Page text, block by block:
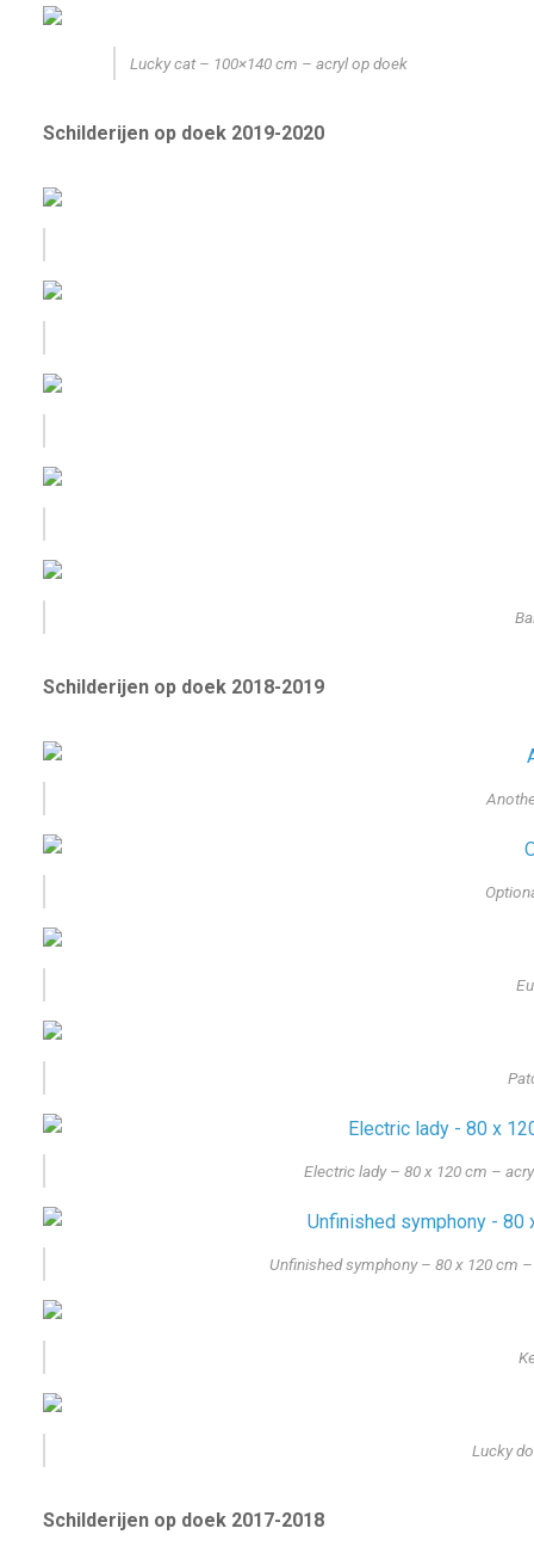
Lucky cat – 100×140 cm – acryl op doek
Schilderijen op doek 2019-2020
Schilderijen op doek 2018-2019
Electric lady – 80 x 120 cm –
Unfinished symphony – 80 x 120 cm
Lucky
Schilderijen op doek 2017-2018